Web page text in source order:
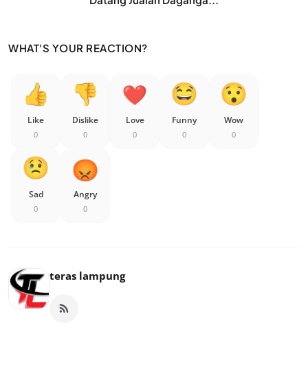
WHAT'S YOUR REACTION?
Like
0
Dislike
0
Love
0
Funny
0
Wow
0
Sad
0
Angry
0
teras lampung